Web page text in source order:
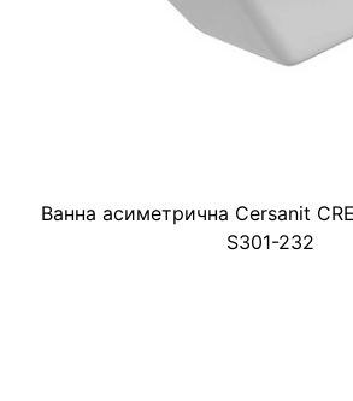
Ванна асиметрична Cersanit
S301-232